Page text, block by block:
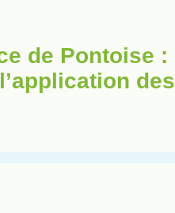
de Pontoise :
des